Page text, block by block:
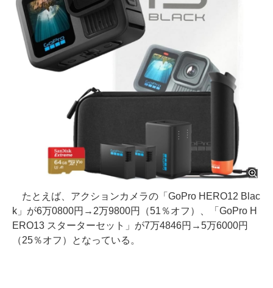
たとえば、アクションカメラの「GoPro HERO12 Blac
k」が6万0800円→2万9800円（51％オフ）、「GoPro H
ERO13 スターターセット」が7万4846円→5万6000円
（25％オフ）となっている。